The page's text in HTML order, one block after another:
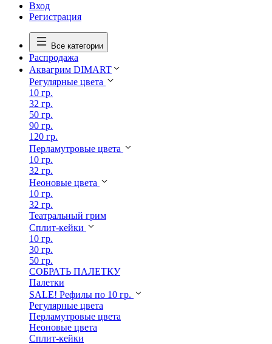
Вход
Регистрация
Все категории
Распродажа
Аквагрим DIMART
Регулярные цвета
10 гр.
32 гр.
50 гр.
90 гр.
120 гр.
Перламутровые цвета
10 гр.
32 гр.
Неоновые цвета
10 гр.
32 гр.
Театральный грим
Сплит-кейки
10 гр.
30 гр.
50 гр.
СОБРАТЬ ПАЛЕТКУ
Палетки
SALE! Рефилы по 10 гр.
Регулярные цвета
Перламутровые цвета
Неоновые цвета
Сплит-кейки